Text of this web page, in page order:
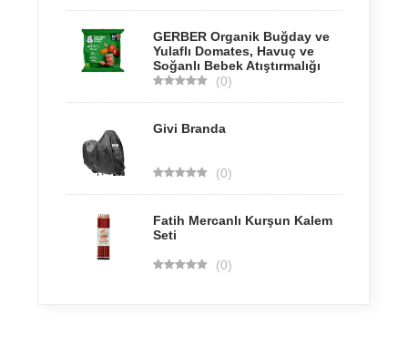
GERBER Organik Buğday ve
Yulaflı Domates, Havuç ve
Soğanlı Bebek Atıştırmalığı
(0)
Givi Branda
(0)
Fatih Mercanlı Kurşun Kalem
Seti
(0)